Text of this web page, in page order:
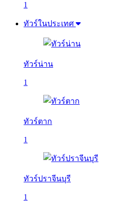
1
ทัวร์ในประเทศ
ทัวร์น่าน
1
ทัวร์ตาก
1
ทัวร์ปราจีนบุรี
1